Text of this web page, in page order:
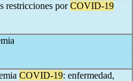
restricciones porCOVID-19
COVID-19: enfermedad,